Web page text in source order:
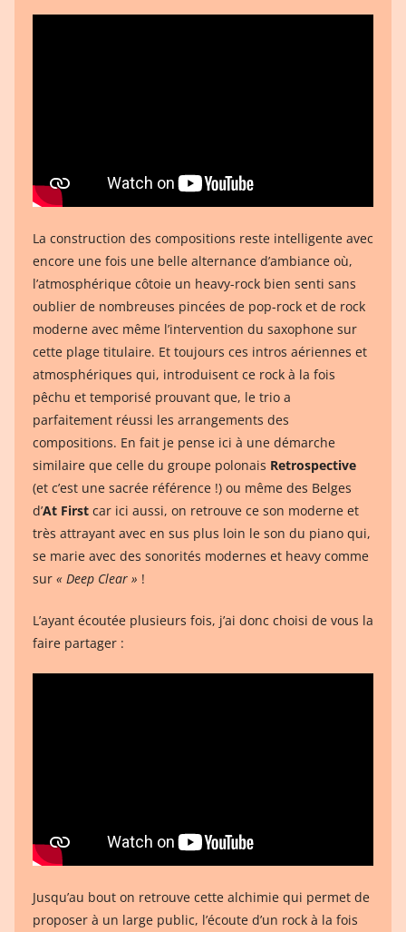
La construction des compositions reste intelligente avec
encore une fois une belle alternance d’ambiance où,
l’atmosphérique côtoie un heavy-rock bien senti sans
oublier de nombreuses pincées de pop-rock et de rock
moderne avec même l’intervention du saxophone sur
cette plage titulaire. Et toujours ces intros aériennes et
atmosphériques qui, introduisent ce rock à la fois
pêchu et temporisé prouvant que, le trio a
parfaitement réussi les arrangements des
compositions. En fait je pense ici à une démarche
similaire que celle du groupe polonais Retrospective
(et c’est une sacrée référence !) ou même des Belges
d’At First car ici aussi, on retrouve ce son moderne et
très attrayant avec en sus plus loin le son du piano qui,
se marie avec des sonorités modernes et heavy comme
sur « Deep Clear » !
L’ayant écoutée plusieurs fois, j’ai donc choisi de vous la
faire partager :
Jusqu’au bout on retrouve cette alchimie qui permet de
proposer à un large public, l’écoute d’un rock à la fois